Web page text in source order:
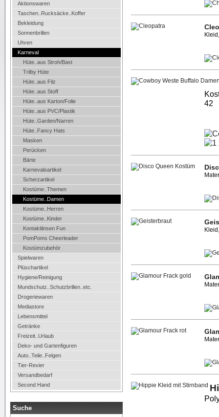
Aktionswaren
Taschen..Rucksäcke..Koffer
Bekleidung
Sonnenbrillen
Uhren
Karneval
Hüte..aus Stroh/Bast
Trilby Hüte
Hüte..aus Filz
Hüte..aus Stoff
Hüte..aus Karton/Folie
Hüte..aus PVC/Plastik
Hüte..Garden/Narren
Hüte..Fancy Hats
Masken
Perücken
Bärte
Karnevalsartikel
Scherzartikel
Kostüme..Themen
Kostüme..Damen
Kostüme..Herren
Kostüme..Kinder
Kontaktlinsen Fun
PomPoms Cheerleader
Kostümzubehör
Spielwaren
Plüschartikel
Hygiene/Reinigung
Mundschutz..Schutzbrillen..etc.
Drogeriewaren
Mediastore
Lebensmittel
Getränke
Freizeit..Urlaub
Deko- und Gartenfiguren
Auto..Teile..Felgen
Tier-Revier
Versandbedarf
Second Hand
Suche
42